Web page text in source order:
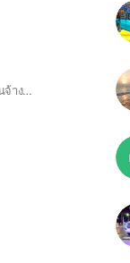
สำหรับทีมงานสายบันเทิง แลกเปลี่ยนงานจ้างงานแชร์งานกันคับ